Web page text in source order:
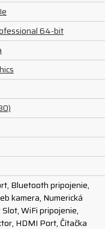
64-bit
Bluetooth pripojenie,
kamera, Numerická
WiFi pripojenie,
HDMI Port, Čítačka